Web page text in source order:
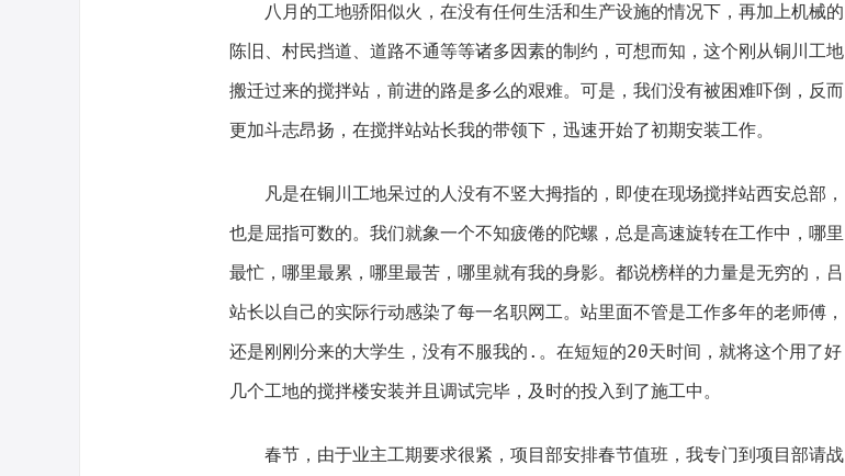
八月的工地骄阳似火，在没有任何生活和生产设施的情况下，再加上机械的
陈旧、村民挡道、道路不通等等诸多因素的制约，可想而知，这个刚从铜川工地
搬迁过来的搅拌站，前进的路是多么的艰难。可是，我们没有被困难吓倒，反而
更加斗志昂扬，在搅拌站站长我的带领下，迅速开始了初期安装工作。
凡是在铜川工地呆过的人没有不竖大拇指的，即使在现场搅拌站西安总部，
也是屈指可数的。我们就象一个不知疲倦的陀螺，总是高速旋转在工作中，哪里
最忙，哪里最累，哪里最苦，哪里就有我的身影。都说榜样的力量是无穷的，吕
站长以自己的实际行动感染了每一名职网工。站里面不管是工作多年的老师傅，
还是刚刚分来的大学生，没有不服我的.。在短短的20天时间，就将这个用了好
几个工地的搅拌楼安装并且调试完毕，及时的投入到了施工中。
春节，由于业主工期要求很紧，项目部安排春节值班，我专门到项目部请战